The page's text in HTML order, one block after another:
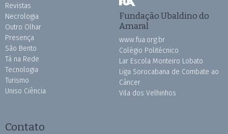
Revistas
Necrologia
Outro Olhar
Presença
São Bento
Tá na Rede
Tecnologia
Turismo
Uniso Ciência
Fundação Ubaldino do
Amaral
www.fua.org.br
Colégio Politécnico
Lar Escola Monteiro Lobato
Liga Sorocabana de Combate ao
Câncer
Vila dos Velhinhos
Contato